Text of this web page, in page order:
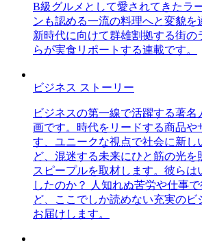
B級グルメとして愛されてきたラ
ンも認める一流の料理へと変貌を
新時代に向けて群雄割拠する街の
らが実食リポートする連載です。
ビジネス ストーリー
ビジネスの第一線で活躍する著名
画です。時代をリードする商品や
す、ユニークな視点で社会に新し
ど、混迷する未来にひと筋の光を
スピープルを取材します。彼らは
したのか？ 人知れぬ苦労や仕事
ど、ここでしか読めない充実のビ
お届けします。